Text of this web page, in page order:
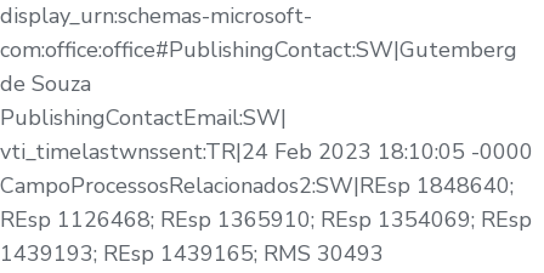
display_urn:schemas-microsoft-
com:office:office#PublishingContact:SW|Gutemberg
de Souza
PublishingContactEmail:SW|
vti_timelastwnssent:TR|24 Feb 2023 18:10:05 -0000
CampoProcessosRelacionados2:SW|REsp 1848640;
REsp 1126468; REsp 1365910; REsp 1354069; REsp
1439193; REsp 1439165; RMS 30493